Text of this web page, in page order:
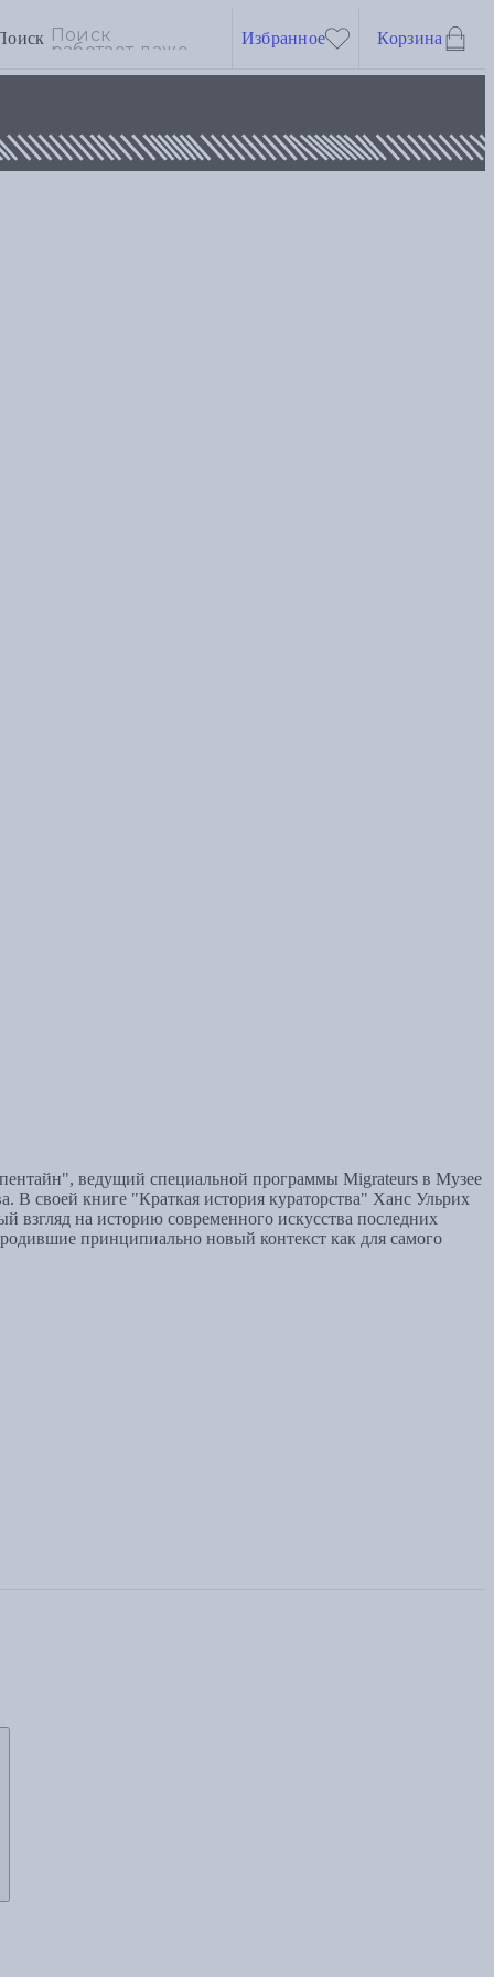
Избранное Корзина
ведущий специальной программы Migrateurs в Музее
В своей книге "Краткая история кураторства" Ханс Ульрих
на историю современного искусства последних
принципиально новый контекст как для самого